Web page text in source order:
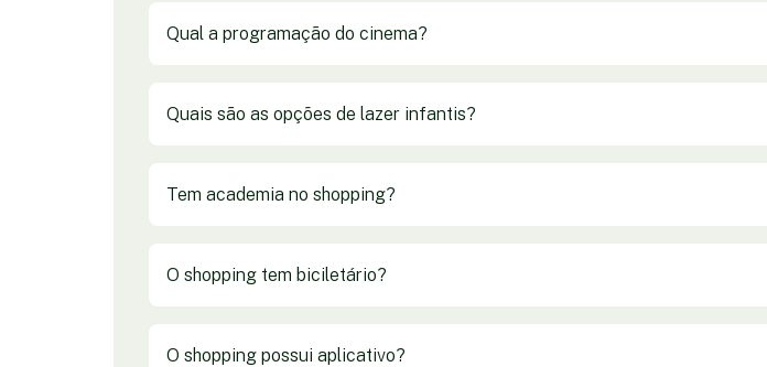
Qual a programação do cinema?
Quais são as opções de lazer infantis?
Tem academia no shopping?
O shopping tem biciletário?
O shopping possui aplicativo?